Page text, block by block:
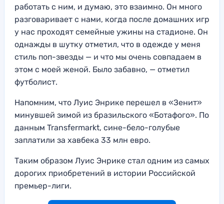
работать с ним, и думаю, это взаимно. Он много
разговаривает с нами, когда после домашних игр
у нас проходят семейные ужины на стадионе. Он
однажды в шутку отметил, что в одежде у меня
стиль поп-звезды — и что мы очень совпадаем в
этом с моей женой. Было забавно, — отметил
футболист.
Напомним, что Луис Энрике перешел в «Зенит»
минувшей зимой из бразильского «Ботафого». По
данным Transfermarkt, сине-бело-голубые
заплатили за хавбека 33 млн евро.
Таким образом Луис Энрике стал одним из самых
дорогих приобретений в истории Российской
премьер-лиги.